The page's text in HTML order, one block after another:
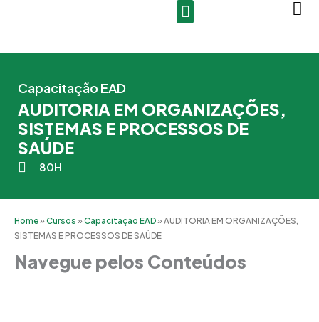
Capacitação EAD
AUDITORIA EM ORGANIZAÇÕES,
SISTEMAS E PROCESSOS DE
SAÚDE
80H
Home»Cursos »Capacitação EAD»AUDITORIA EM ORGANIZAÇÕES,
SISTEMAS E PROCESSOS DE SAÚDE
Navegue pelos Conteúdos